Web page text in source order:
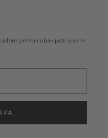
primali obavijesti o svim